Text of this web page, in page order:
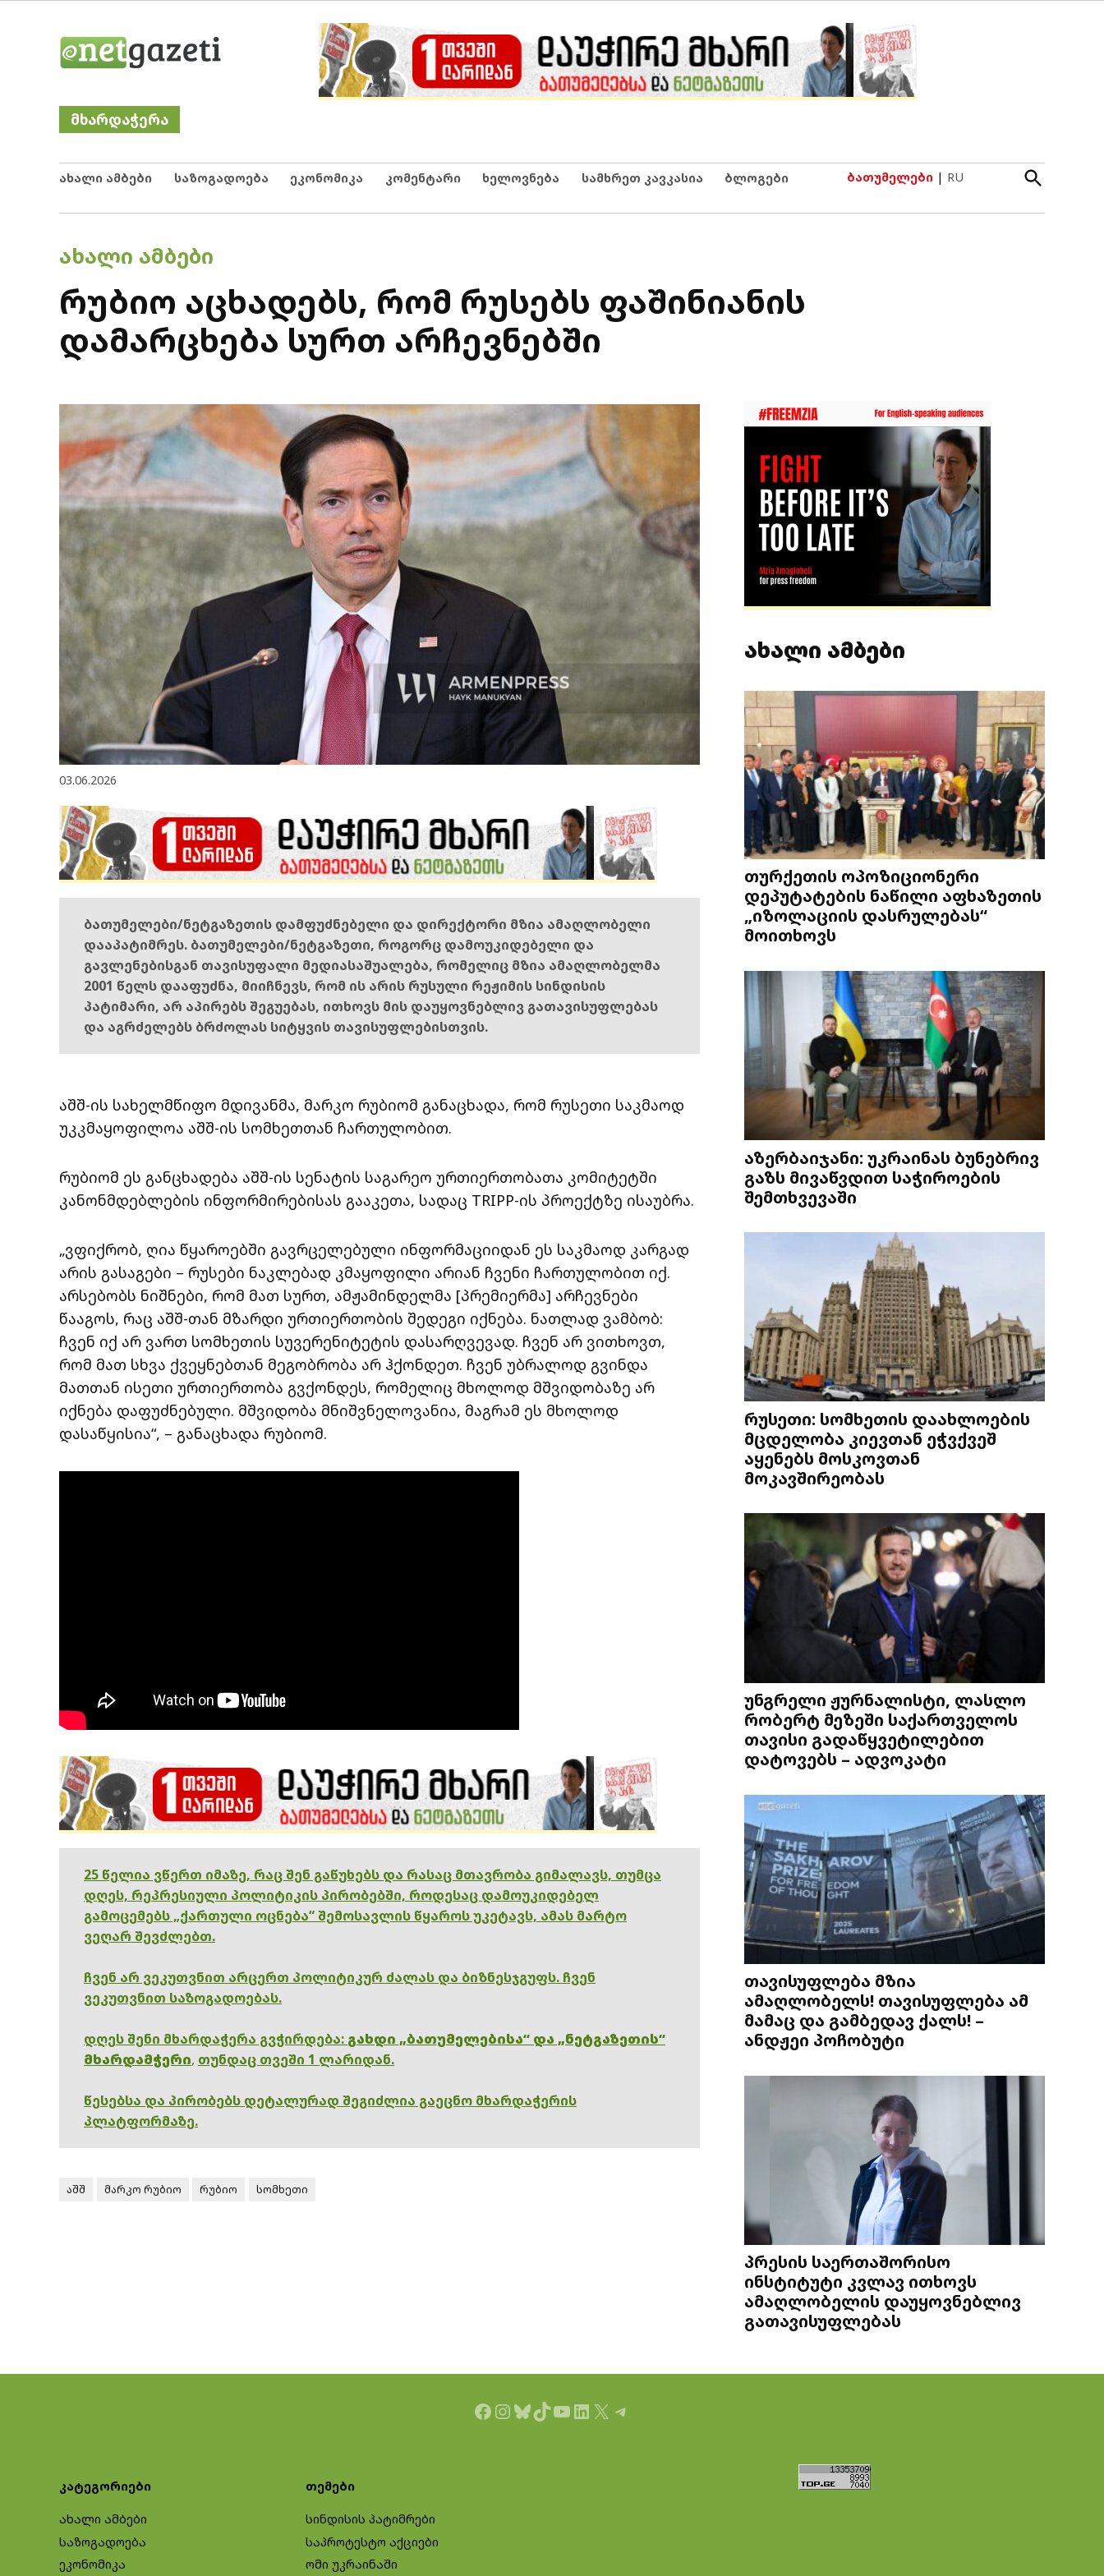
Netgazeti
მხარდაჭერა
ახალი ამბები საზოგადოება ეკონომიკა კომენტარი ხელოვნება სამხრეთ კავკასია ბლოგები ბათუმელები | RU
Open
Search
POSTED
ᲐᲮᲐᲚᲘ ᲐᲛᲑᲔᲑᲘ
რუბიო აცხადებს, რომ რუსებს ფაშინიანის
დამარცხება სურთ არჩევნებში
03.06.2026
ბათუმელები/ნეტგაზეთის დამფუძნებელი და დირექტორი მზია ამაღლობელი
დააპატიმრეს. ბათუმელები/ნეტგაზეთი, როგორც დამოუკიდებელი და
გავლენებისგან თავისუფალი მედიასაშუალება, რომელიც მზია ამაღლობელმა
2001 წელს დააფუძნა, მიიჩნევს, რომ ის არის რუსული რეჟიმის სინდისის
პატიმარი, არ აპირებს შეგუებას, ითხოვს მის დაუყოვნებლივ გათავისუფლებას
და აგრძელებს ბრძოლას სიტყვის თავისუფლებისთვის.
აშშ-ის სახელმწიფო მდივანმა, მარკო რუბიომ განაცხადა, რომ რუსეთი საკმაოდ
უკკმაყოფილოა აშშ-ის სომხეთთან ჩართულობით.
რუბიომ ეს განცხადება აშშ-ის სენატის საგარეო ურთიერთობათა კომიტეტში
კანონმდებლების ინფორმირებისას გააკეთა, სადაც TRIPP-ის პროექტზე ისაუბრა.
„ვფიქრობ, ღია წყაროებში გავრცელებული ინფორმაციიდან ეს საკმაოდ კარგად
არის გასაგები – რუსები ნაკლებად კმაყოფილი არიან ჩვენი ჩართულობით იქ.
არსებობს ნიშნები, რომ მათ სურთ, ამჟამინდელმა [პრემიერმა] არჩევნები
წააგოს, რაც აშშ-თან მზარდი ურთიერთობის შედეგი იქნება. ნათლად ვამბობ:
ჩვენ იქ არ ვართ სომხეთის სუვერენიტეტის დასარღვევად. ჩვენ არ ვითხოვთ,
რომ მათ სხვა ქვეყნებთან მეგობრობა არ ჰქონდეთ. ჩვენ უბრალოდ გვინდა
მათთან ისეთი ურთიერთობა გვქონდეს, რომელიც მხოლოდ მშვიდობაზე არ
იქნება დაფუძნებული. მშვიდობა მნიშვნელოვანია, მაგრამ ეს მხოლოდ
დასაწყისია“, – განაცხადა რუბიომ.
25 წელია ვწერთ იმაზე, რაც შენ გაწუხებს და რასაც მთავრობა გიმალავს, თუმცა
დღეს, რეპრესიული პოლიტიკის პირობებში, როდესაც დამოუკიდებელ
გამოცემებს „ქართული ოცნება“ შემოსავლის წყაროს უკეტავს, ამას მარტო
ვეღარ შევძლებთ.
ჩვენ არ ვეკუთვნით არცერთ პოლიტიკურ ძალას და ბიზნესჯგუფს. ჩვენ
ვეკუთვნით საზოგადოებას.
დღეს შენი მხარდაჭერა გვჭირდება: გახდი „ბათუმელებისა“ და „ნეტგაზეთის“
მხარდამჭერი, თუნდაც თვეში 1 ლარიდან.
წესებსა და პირობებს დეტალურად შეგიძლია გაეცნო მხარდაჭერის
პლატფორმაზე.
აშშ მარკო რუბიო რუბიო სომხეთი
ახალი ამბები
თურქეთის ოპოზიციონერი
დეპუტატების ნაწილი აფხაზეთის
„იზოლაციის დასრულებას“
მოითხოვს
აზერბაიჯანი: უკრაინას ბუნებრივ
გაზს მივაწვდით საჭიროების
შემთხვევაში
რუსეთი: სომხეთის დაახლოების
მცდელობა კიევთან ეჭვქვეშ
აყენებს მოსკოვთან
მოკავშირეობას
უნგრელი ჟურნალისტი, ლასლო
რობერტ მეზეში საქართველოს
თავისი გადაწყვეტილებით
დატოვებს – ადვოკატი
თავისუფლება მზია
ამაღლობელს! თავისუფლება ამ
მამაც და გამბედავ ქალს! –
ანდჟეი პოჩობუტი
პრესის საერთაშორისო
ინსტიტუტი კვლავ ითხოვს
ამაღლობელის დაუყოვნებლივ
გათავისუფლებას
Facebook
Instagram
Bluesky
TikTok
YouTube
LinkedIn
X Telegram
კატეგორიები
ახალი ამბები
საზოგადოება
ეკონომიკა
თემები
სინდისის პატიმრები
საპროტესტო აქციები
ომი უკრაინაში